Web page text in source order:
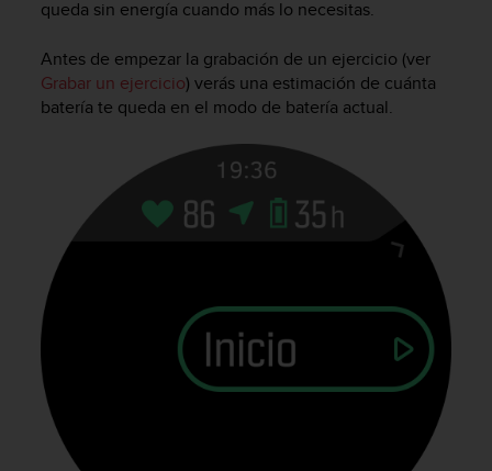
queda sin energía cuando más lo necesitas.
Antes de empezar la grabación de un ejercicio (ver
Grabar un ejercicio) verás una estimación de cuánta
batería te queda en el modo de batería actual.